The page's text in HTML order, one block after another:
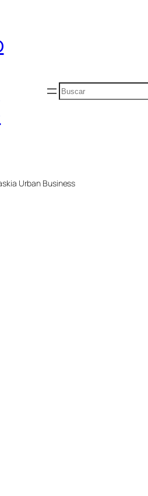
Buscar
Urban Business